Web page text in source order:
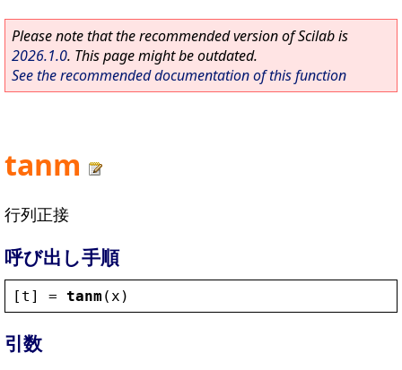
Please note that the recommended version of Scilab is
2026.1.0. This page might be outdated.
See the recommended documentation of this function
tanm
行列正接
呼び出し手順
[ t ] = tanm ( x )
引数